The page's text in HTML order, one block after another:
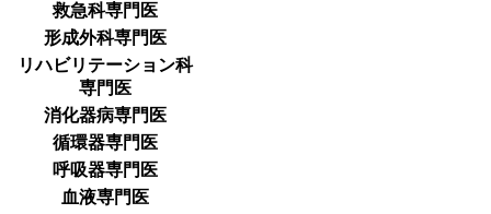
救急科専門医
形成外科専門医
リハビリテーション科
専門医
消化器病専門医
循環器専門医
呼吸器専門医
血液専門医